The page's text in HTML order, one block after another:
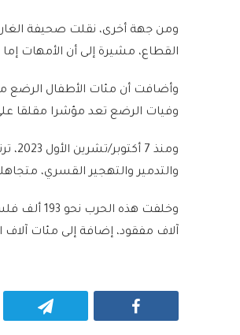
ومن جهة أخرى، نقلت صحيفة
القطاع، مشيرة إلى أن الأمهات
وأضافت أن مئات الأطفال الرضع
وفيات الرضع تعد مؤشرا مقلقا
والتدمير والتهجير القسري،
آلاف مفقود، إضافة إلى مئات آلاف